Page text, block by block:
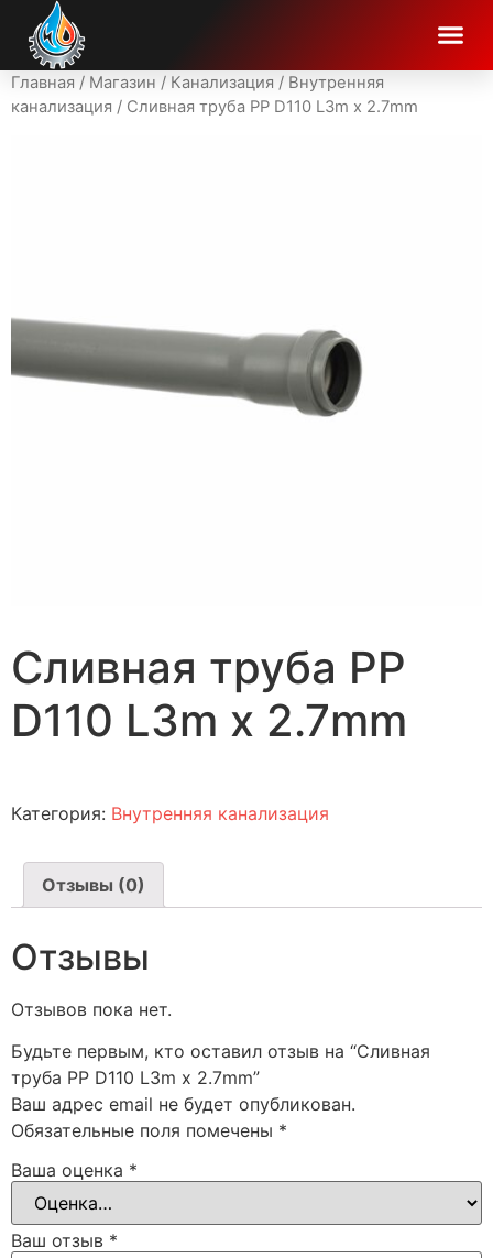
Главная / Магазин / Канализация / Внутренняя
канализация / Cливная труба PP D110 L3m x 2.7mm
Cливная труба PP
D110 L3m x 2.7mm
Категория: Внутренняя канализация
Отзывы (0)
Отзывы
Отзывов пока нет.
Будьте первым, кто оставил отзыв на “Cливная
труба PP D110 L3m x 2.7mm”
Ваш адрес email не будет опубликован.
Обязательные поля помечены *
Ваша оценка *
Ваш отзыв *